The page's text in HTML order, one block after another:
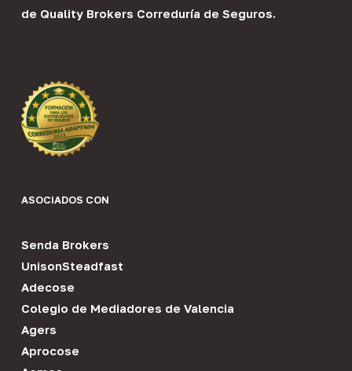
de Quality Brokers Correduría de Seguros.
ASOCIADOS CON
Senda Brokers
UnisonSteadfast
Adecose
Colegio de Mediadores de Valencia
Agers
Aprocose